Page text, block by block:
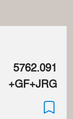
5762.091
+GF+JRG